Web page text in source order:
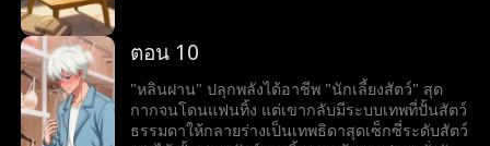
เป็นใหญ่ในโลก
ตอน 10
"หลินฝาน" ปลุกพลังได้อาชีพ "นักเลี้ยงสัตว์" สุด
กากจนโดนแฟนทิ้ง แต่เขากลับมีระบบเทพที่ปั้นสัตว์
ธรรมดาให้กลายร่างเป็นเทพธิดาสุดเซ็กซี่ระดับสัตว์